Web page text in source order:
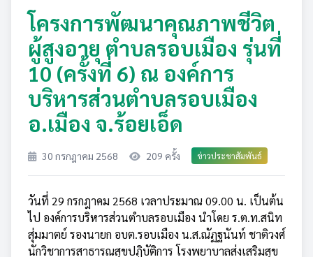
โครงการพัฒนาคุณภาพชีวิต
ผู้สูงอายุ ตำบลรอบเมือง รุ่นที่
10 (ครั้งที่ 6) ณ องค์การ
บริหารส่วนตำบลรอบเมือง
อ.เมือง จ.ร้อยเอ็ด
30 กรกฎาคม 2568 209 ครั้ง ข่าวประชาสัมพันธ์
วันที่ 29 กรกฎาคม 2568 เวลาประมาณ 09.00 น. เป็นต้น
ไป องค์การบริหารส่วนตำบลรอบเมือง นำโดย ร.ต.ท.สนิท
สุ่มมาตย์ รองนายก อบต.รอบเมือง น.ส.ณัฏฐนันท์ ชาติวงศ์
นักวิชาการสาธารณสุขปฏิบัติการ โรงพยาบาลส่งเสริมสุข